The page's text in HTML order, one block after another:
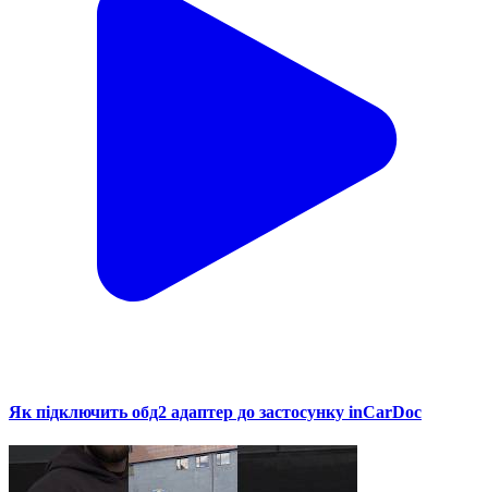
Як підключить обд2 адаптер до застосунку inCarDoc